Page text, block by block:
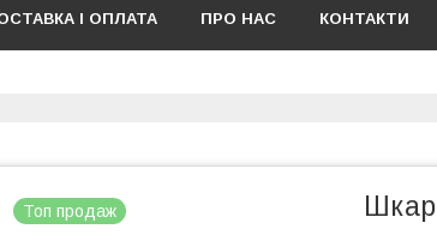
І ОПЛАТА ПРО НАС КОНТАКТИ
Топ продаж